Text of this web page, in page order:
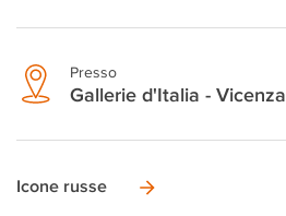
Presso
Gallerie d'Italia - Vicenza
Icone russe